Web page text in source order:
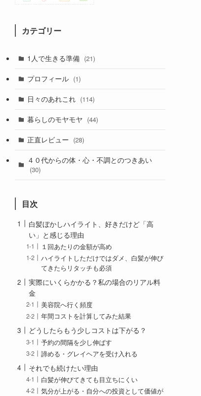
カテゴリー
1人で生きる準備 (21)
プロフィール (1)
日々のあれこれ (114)
暮らしのモヤモヤ (44)
正直レビュー (28)
４０代からの体・心・不調とのつきあい
(30)
目次
白髪ぼかしハイライト、好きだけど「高
い」と感じる理由
１回あたりの金額が高め
ハイライトしただけではダメ、白髪が伸び
てきたらリタッチも必須
実際にいくらかかる？私の場合のリアル料
金
美容院へ行く頻度
年間コストを計算してみた結果
どうしたらもう少しコストは下がる？
予約の間隔を少し伸ばす
諦める・グレイヘアを受け入れる
それでも続けたい理由
白髪が伸びてきても目立ちにくい
気分が上がる・自分への投資として価値が